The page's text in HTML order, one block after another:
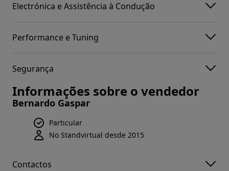
Electrónica e Assistência à Condução
Performance e Tuning
Segurança
Informações sobre o vendedor
Bernardo Gaspar
Particular
No Standvirtual desde 2015
Contactos